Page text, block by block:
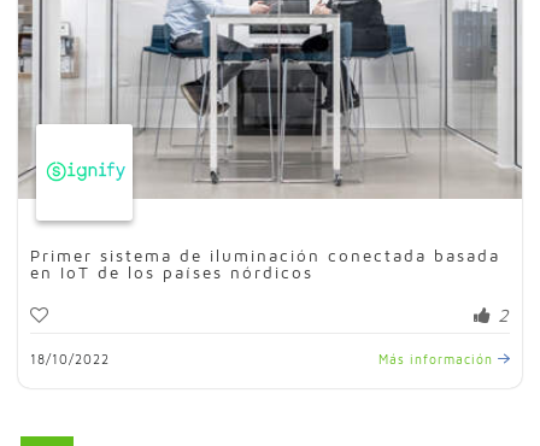
Primer sistema de iluminación conectada basada
en IoT de los países nórdicos
2
18/10/2022 Más información